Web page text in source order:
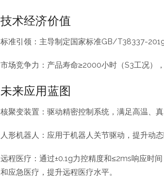
技术经济价值
标准引领：主导制定国家标准GB/T38337-
市场竞争力：产品寿命≥2000小时（S3工况）
未来应用蓝图
核聚变装置：驱动精密控制系统，满足高温、真
人形机器人：应用于机器人关节驱动，提升动态
远程医疗：通过±0.1g力控精度和≤2ms响应时
和应急医疗，提升远程医疗水平。